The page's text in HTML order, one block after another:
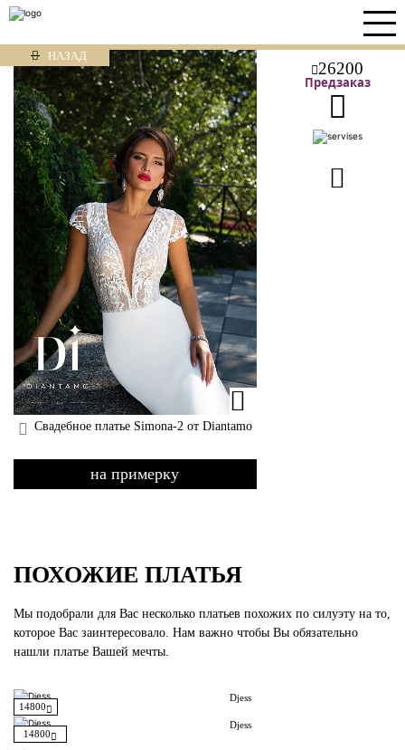
НАЗАД
26200
Предзаказ
Свадебное платье Simona-2 от Diantamo
на примерку
ПОХОЖИЕ ПЛАТЬЯ
Мы подобрали для Вас несколько платьев похожих по силуэту на то,
которое Вас заинтересовало. Нам важно чтобы Вы обязательно
нашли платье Вашей мечты.
14800
Djess
14800
Djess